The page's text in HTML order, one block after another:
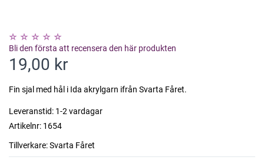
Bli den första att recensera den här produkten
19,00 kr
Fin sjal med hål i Ida akrylgarn ifrån Svarta Fåret.
Leveranstid: 1-2 vardagar
Artikelnr: 1654
Tillverkare:Svarta Fåret